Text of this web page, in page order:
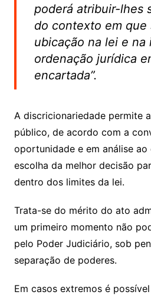
poderá atribuir-lhes
do contexto em que
ubicação na lei e na
ordenação jurídica
encartada”.
A discricionariedade permite
público, de acordo com a
oportunidade e em análise
escolha da melhor decisão
dentro dos limites da lei.
Trata-se do mérito do ato
um primeiro momento não
pelo Poder Judiciário, sob
separação de poderes.
Em casos extremos é